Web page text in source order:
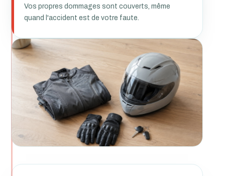
Vos propres dommages sont couverts, même
quand l'accident est de votre faute.